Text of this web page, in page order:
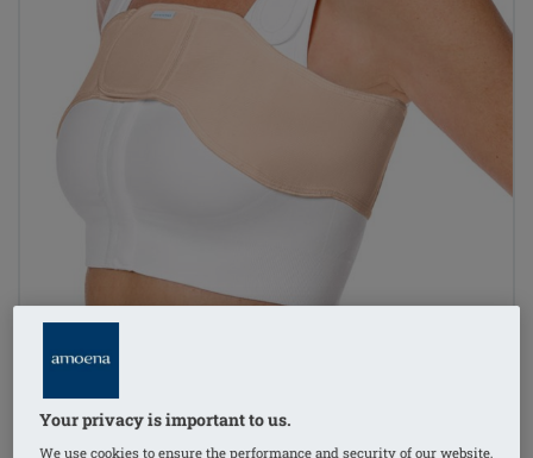
Your privacy is important to us.
We use cookies to ensure the performance and security of our website,